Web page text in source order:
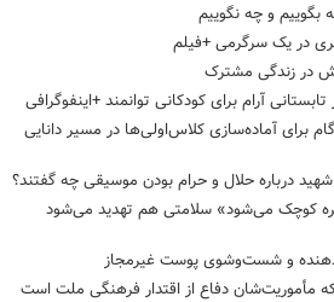
بگوییم و چه نگوییم
در یک سرگرمی +فیلم
در زندگی مشترک
آرام برای کودکانی توانمند +اینفوگرافی
از تابستان تا کلاس درس؛ ۶ گام برای آماده‌سازی کلاس‌اولی‌ها در مسیر دانایی
درباره حلال و حرام بودن موسیقی چه گفتند؟
کوچک می‌شود» سلامتی هم تهدید می‌شود
و شست‌وشوی پوست غیرمجاز
مأموریت‌شان دفاع از اقتدار فرهنگی ملت است